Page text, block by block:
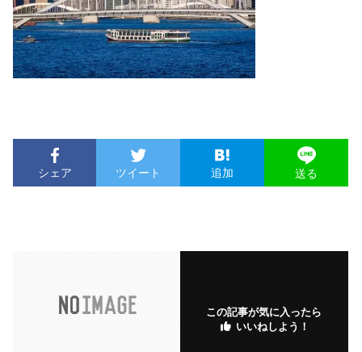
シェア ツイート 追加 送る
この記事が気に入ったら
いいねしよう！